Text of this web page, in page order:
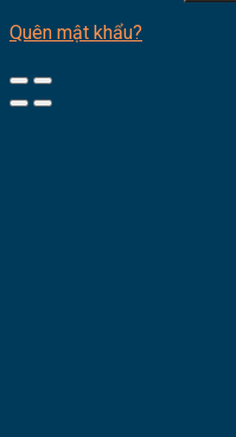
Quên mật khẩu?